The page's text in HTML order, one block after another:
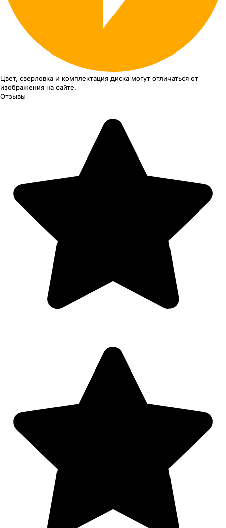
Цвет, сверловка и комплектация диска могут отличаться от
изображения на сайте.
Отзывы